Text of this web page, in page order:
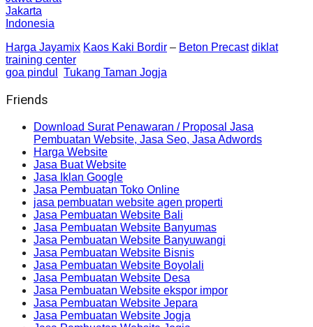
Jakarta
Indonesia
Harga Jayamix Kaos Kaki Bordir – Beton Precast diklat
training center
goa pindul
Tukang Taman Jogja
Friends
Download Surat Penawaran / Proposal Jasa
Pembuatan Website, Jasa Seo, Jasa Adwords
Harga Website
Jasa Buat Website
Jasa Iklan Google
Jasa Pembuatan Toko Online
jasa pembuatan website agen properti
Jasa Pembuatan Website Bali
Jasa Pembuatan Website Banyumas
Jasa Pembuatan Website Banyuwangi
Jasa Pembuatan Website Bisnis
Jasa Pembuatan Website Boyolali
Jasa Pembuatan Website Desa
Jasa Pembuatan Website ekspor impor
Jasa Pembuatan Website Jepara
Jasa Pembuatan Website Jogja